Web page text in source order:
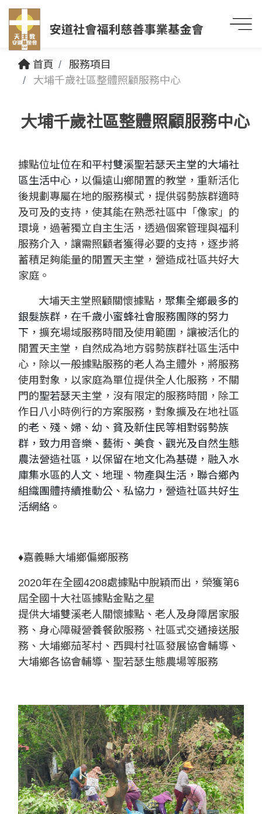
首頁
服務項目
大埔千歲社區整體照顧服務中心
大埔千歲社區整體照顧服務中心
據點位址位在和平村雙溪聖若瑟天主堂的大埔社
區生活中心， 以偏遠山鄉閒置的教堂，重新活化
後規劃專屬在地的服務模式，提供弱勢族群適時
及可及的支持，使其能在熟悉社區中「像家」的
環境，過著獨立自主生活，透過個案管理與福利
服務介入，讓需照顧者獲得必要的支持，逐步將
蓄積足夠能量的閒置天主堂，營造成社區共好大
家庭。
大埔天主堂照顧關懷據點， 聚集全鄉最多的
銀髮族群，在千歲小蜜蜂社會服務團隊的努力
下， 擴充場域服務時間及使用範圍，讓被活化的
閒置天主堂，自然成為地方弱勢族群社區生活中
心，除以一般據點服務的老人為主體外，將服務
使用對象，以家庭為單位提供全人化服務，不關
門的聖若瑟天主堂，沒有限定的服務時間，除工
作日八小時例行的方案服務，對象擴及在地社區
的老、殘、婦、幼、貧及新住民等相對弱勢族
群，致力用音樂、藝術、美食、觀光及自然生態
農法營造社區，以保留在地文化為基礎，融入水
庫集水區的人文、地理、物產與生活，聯合鄉內
組織團體持續推動公、私協力，營造社區共好生
活網絡。
♦嘉義縣大埔鄉偏鄉服務
2020年在全國4208處據點中脫穎而出，榮獲第6
屆全國十大社區據點金點之星
提供大埔雙溪老人關懷據點、老人及身障居家服
務、身心障礙營養餐飲服務、社區式交通接送服
務、大埔鄉茄苳村、西興村社區發展協會輔導、
大埔鄉各協會輔導、聖若瑟生態農場等服務